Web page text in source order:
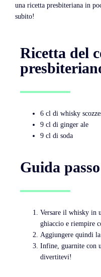
una ricetta presbiteriana in
subito!
Ricetta del
6 cl di whisky
9 cl di ginger ale
9 cl di soda
Guida
Versare il whisky in
ghiaccio e riempire
Aggiungere quindi la
Infine, guarnite con
divertitevi!